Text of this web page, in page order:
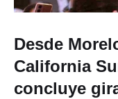
Desde
California
concluye